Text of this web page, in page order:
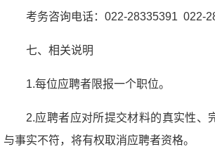
考务咨询电话：022-28335391 022-
七、相关说明
1.每位应聘者限报一个职位。
2.应聘者应对所提交材料的真实性、
与事实不符，将有权取消应聘者资格。